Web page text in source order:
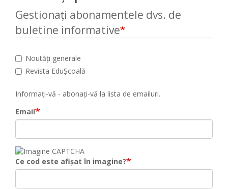
Gestionați abonamentele dvs. de
buletine informative
Noutăți generale
Revista EduȘcoală
Informați-vă - abonați-vă la lista de emailuri.
Email
Ce cod este afișat în imagine?